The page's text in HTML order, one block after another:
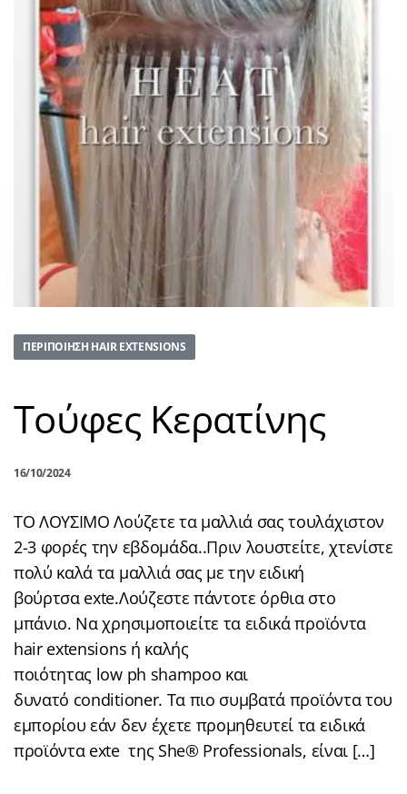
ΠΕΡΙΠΟΊΗΣΗ HAIR EXTENSIONS
Τούφες Κερατίνης
16/10/2024
ΤΟ ΛΟΥΣΙΜΟ Λούζετε τα μαλλιά σας τουλάχιστον
2-3 φορές την εβδομάδα..Πριν λουστείτε, χτενίστε
πολύ καλά τα μαλλιά σας με την ειδική
βούρτσα exte.Λούζεστε πάντοτε όρθια στο
μπάνιο. Να χρησιμοποιείτε τα ειδικά προϊόντα
hair extensions ή καλής
ποιότητας low ph shampoo και
δυνατό conditioner. Τα πιο συμβατά προϊόντα του
εμπορίου εάν δεν έχετε προμηθευτεί τα ειδικά
προϊόντα exte της She® Professionals, είναι […]